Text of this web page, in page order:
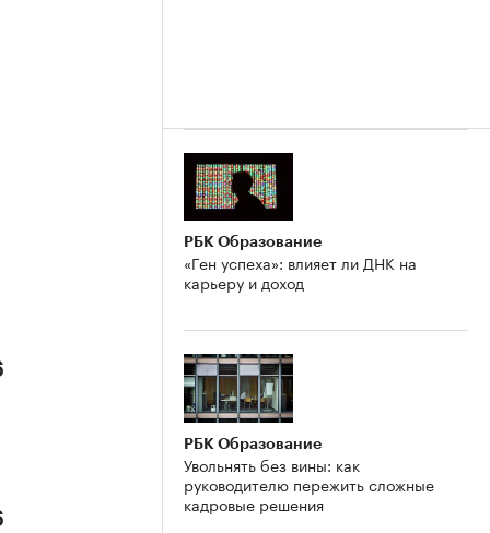
РБК Образование
«Ген успеха»: влияет ли ДНК на
карьеру и доход
РБК Образование
Увольнять без вины: как
руководителю пережить сложные
кадровые решения